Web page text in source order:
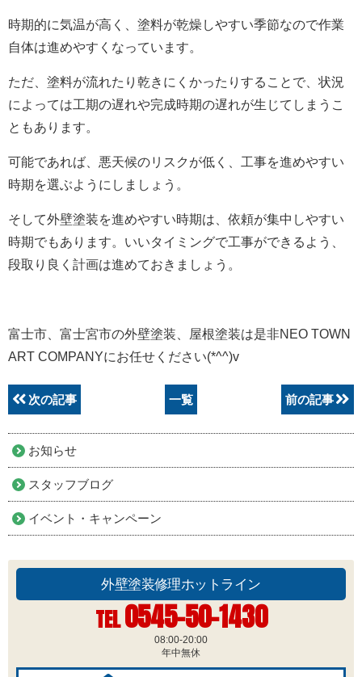
時期的に気温が高く、塗料が乾燥しやすい季節なので作業
自体は進めやすくなっています。
ただ、塗料が流れたり乾きにくかったりすることで、状況
によっては工期の遅れや完成時期の遅れが生じてしまうこ
ともあります。
可能であれば、悪天候のリスクが低く、工事を進めやすい
時期を選ぶようにしましょう。
そして外壁塗装を進めやすい時期は、依頼が集中しやすい
時期でもあります。いいタイミングで工事ができるよう、
段取り良く計画は進めておきましょう。
富士市、富士宮市の外壁塗装、屋根塗装は是非NEO TOWN
ART COMPANYにお任せください(*^^)v
次の記事 一覧 前の記事
お知らせ
スタッフブログ
イベント・キャンペーン
外壁塗装修理ホットライン
TEL0545-50-1430
08:00-20:00
年中無休